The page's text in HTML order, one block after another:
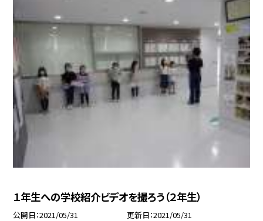
１年生への学校紹介ビデオを撮ろう（２年生）
公開日 2021/05/31 更新日 2021/05/31